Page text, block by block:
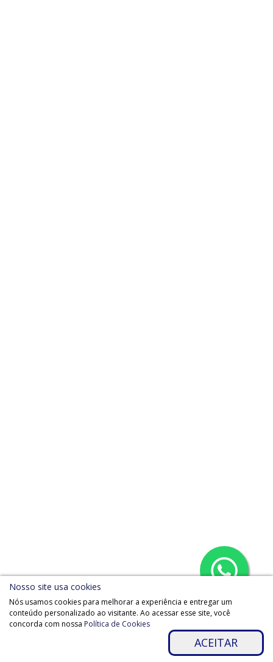
Nosso site usa cookies
Nós usamos cookies para melhorar a experiência e entregar um
conteúdo personalizado ao visitante. Ao acessar esse site, você
concorda com nossa Política de Cookies
ACEITAR